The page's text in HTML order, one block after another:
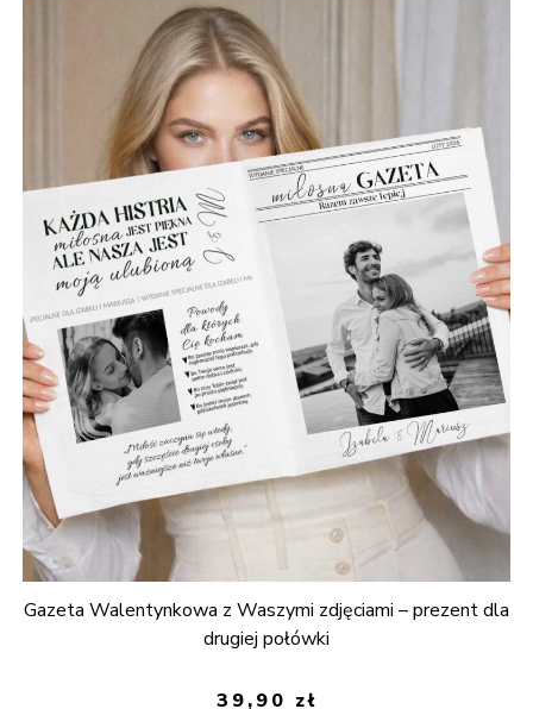
Gazeta Walentynkowa z Waszymi zdjęciami – prezent dla
drugiej połówki
39,90 zł